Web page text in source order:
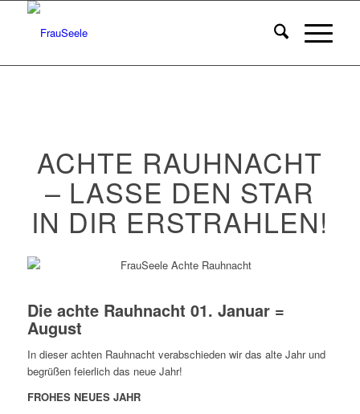
ACHTE RAUHNACHT
– LASSE DEN STAR
IN DIR ERSTRAHLEN!
Die achte Rauhnacht 01. Januar =
August
In dieser achten Rauhnacht verabschieden wir das alte Jahr und
begrüßen feierlich das neue Jahr!
FROHES NEUES JAHR